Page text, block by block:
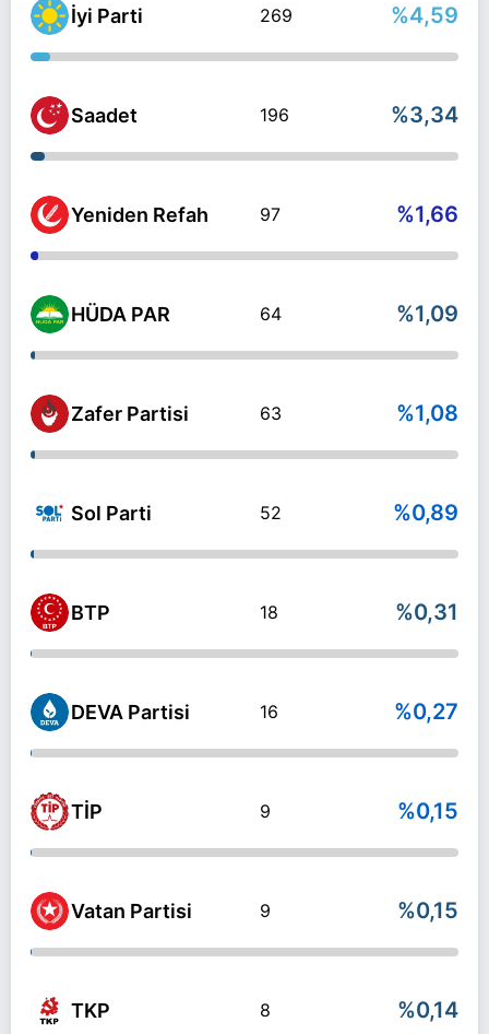
İyi Parti 269 %4,59
Saadet 196 %3,34
Yeniden Refah 97 %1,66
HÜDA PAR 64 %1,09
Zafer Partisi 63 %1,08
Sol Parti 52 %0,89
BTP 18 %0,31
DEVA Partisi 16 %0,27
TİP 9 %0,15
Vatan Partisi 9 %0,15
TKP 8 %0,14